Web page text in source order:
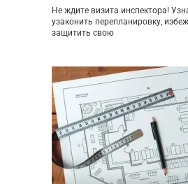
Не ждите визита инспектора!
узаконить перепланировку,
защитить свою